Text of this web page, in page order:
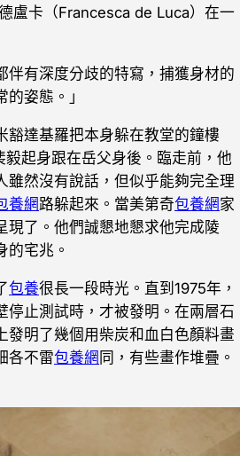
盧卡（Francesca de Luca）在一
伴有深度分歧的特寫，捕獲身材的
姿態。」
豁達基羅把本身躲在教堂的鐘樓
毅起身跟在岳父身後。臨走前，他
雖然沒有說話，但似乎能夠完全理
養網路躲起來。當美第奇包養網家
現了。他們誠懇地懇求他完成陵
的宅兆。
包養很長一段時光。直到1975年，
停止測試時，才被發明。在兩層石
發明了幾個用柴炭和血白色顏料畫
各不雷包養網 同，有些畫作堆疊。